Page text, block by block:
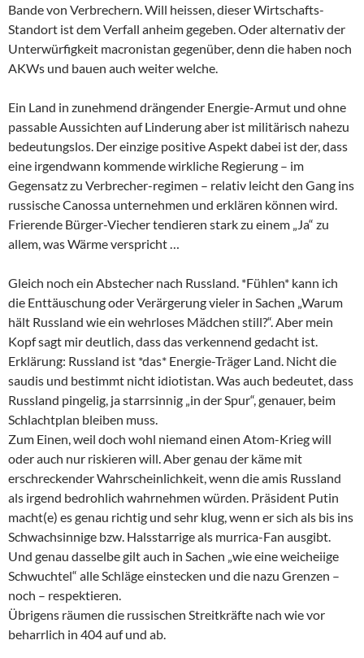
Bande von Verbrechern. Will heissen, dieser Wirtschafts-
Standort ist dem Verfall anheim gegeben. Oder alternativ der
Unterwürfigkeit macronistan gegenüber, denn die haben noch
AKWs und bauen auch weiter welche.
Ein Land in zunehmend drängender Energie-Armut und ohne
passable Aussichten auf Linderung aber ist militärisch nahezu
bedeutungslos. Der einzige positive Aspekt dabei ist der, dass
eine irgendwann kommende wirkliche Regierung – im
Gegensatz zu Verbrecher-regimen – relativ leicht den Gang ins
russische Canossa unternehmen und erklären können wird.
Frierende Bürger-Viecher tendieren stark zu einem „Ja“ zu
allem, was Wärme verspricht …
Gleich noch ein Abstecher nach Russland. *Fühlen* kann ich
die Enttäuschung oder Verärgerung vieler in Sachen „Warum
hält Russland wie ein wehrloses Mädchen still?“. Aber mein
Kopf sagt mir deutlich, dass das verkennend gedacht ist.
Erklärung: Russland ist *das* Energie-Träger Land. Nicht die
saudis und bestimmt nicht idiotistan. Was auch bedeutet, dass
Russland pingelig, ja starrsinnig „in der Spur“, genauer, beim
Schlachtplan bleiben muss.
Zum Einen, weil doch wohl niemand einen Atom-Krieg will
oder auch nur riskieren will. Aber genau der käme mit
erschreckender Wahrscheinlichkeit, wenn die amis Russland
als irgend bedrohlich wahrnehmen würden. Präsident Putin
macht(e) es genau richtig und sehr klug, wenn er sich als bis ins
Schwachsinnige bzw. Halsstarrige als murrica-Fan ausgibt.
Und genau dasselbe gilt auch in Sachen „wie eine weicheiige
Schwuchtel“ alle Schläge einstecken und die nazu Grenzen –
noch – respektieren.
Übrigens räumen die russischen Streitkräfte nach wie vor
beharrlich in 404 auf und ab.